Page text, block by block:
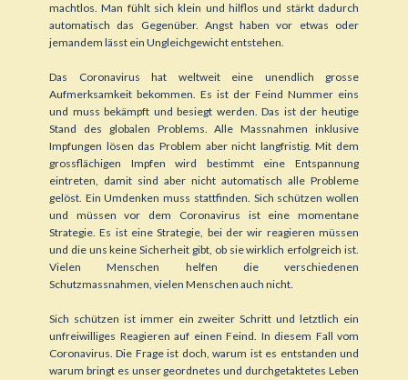
machtlos. Man fühlt sich klein und hilflos und stärkt dadurch
automatisch das Gegenüber. Angst haben vor etwas oder
jemandem lässt ein Ungleichgewicht entstehen.
Das Coronavirus hat weltweit eine unendlich grosse
Aufmerksamkeit bekommen. Es ist der Feind Nummer eins
und muss bekämpft und besiegt werden. Das ist der heutige
Stand des globalen Problems. Alle Massnahmen inklusive
Impfungen lösen das Problem aber nicht langfristig. Mit dem
grossflächigen Impfen wird bestimmt eine Entspannung
eintreten, damit sind aber nicht automatisch alle Probleme
gelöst. Ein Umdenken muss stattfinden. Sich schützen wollen
und müssen vor dem Coronavirus ist eine momentane
Strategie. Es ist eine Strategie, bei der wir reagieren müssen
und die uns keine Sicherheit gibt, ob sie wirklich erfolgreich ist.
Vielen Menschen helfen die verschiedenen
Schutzmassnahmen, vielen Menschen auch nicht.
Sich schützen ist immer ein zweiter Schritt und letztlich ein
unfreiwilliges Reagieren auf einen Feind. In diesem Fall vom
Coronavirus. Die Frage ist doch, warum ist es entstanden und
warum bringt es unser geordnetes und durchgetaktetes Leben